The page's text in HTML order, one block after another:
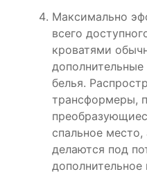
Максимально
всего
кроватями
белья.
трансформеры,
спальное
делаются под